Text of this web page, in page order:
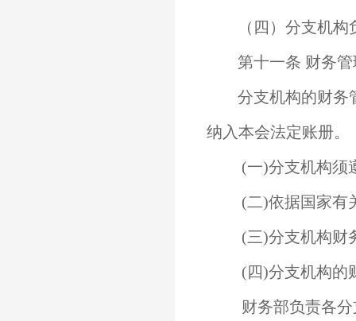
（四）分支机构
第十一条 财务管
分支机构的财务
纳入本会法定账册。
(一)分支机构须
(二)依据国家有
(三)分支机构财
(四)分支机构的
财务部负责各分